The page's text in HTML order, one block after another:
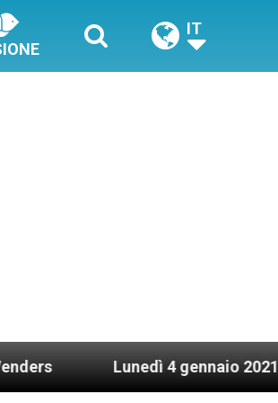
IT
Lunedì 4 gennaio 2021: Possesso